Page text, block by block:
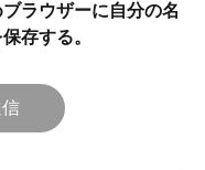
ラウザーに自分の名
存する。